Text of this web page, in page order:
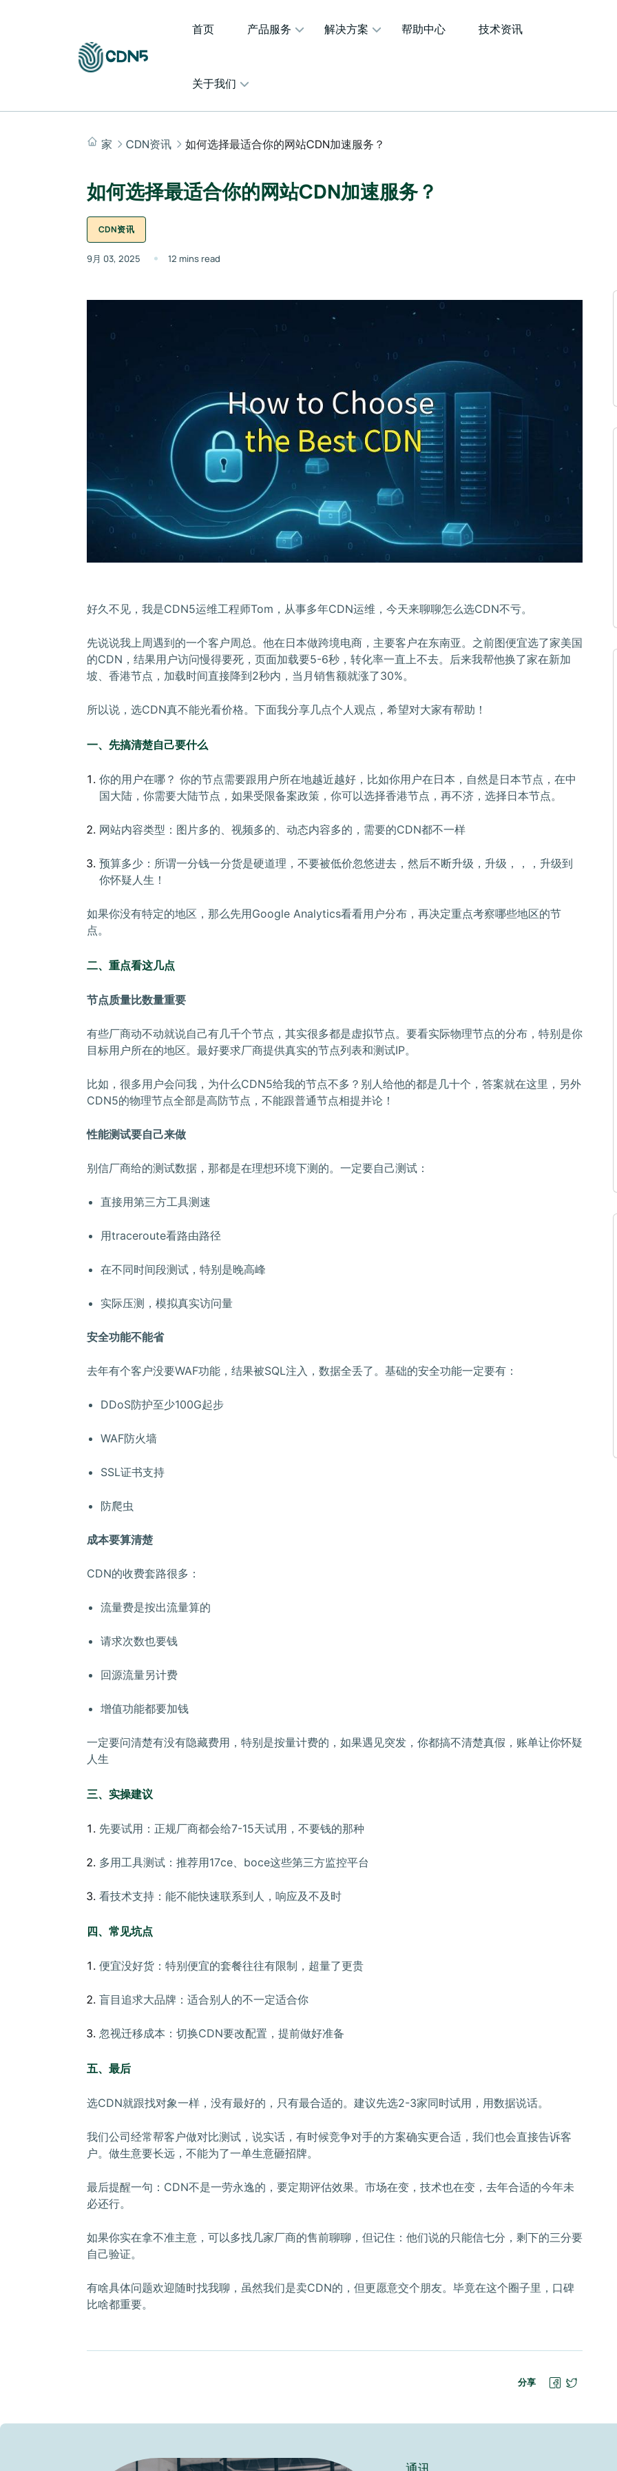
首页 产品服务 解决方案 帮助中心 技术资讯
关于我们
家 CDN资讯 如何选择最适合你的网站CDN加速服务？
如何选择最适合你的网站CDN加速服务？
CDN资讯
9月 03, 2025 12 mins read
好久不见，我是CDN5运维工程师Tom，从事多年CDN运维，今天来聊聊怎么选CDN不亏。
先说说我上周遇到的一个客户周总。他在日本做跨境电商，主要客户在东南亚。之前图便宜选了家美国
的CDN，结果用户访问慢得要死，页面加载要5-6秒，转化率一直上不去。后来我帮他换了家在新加
坡、香港节点，加载时间直接降到2秒内，当月销售额就涨了30%。
所以说，选CDN真不能光看价格。下面我分享几点个人观点，希望对大家有帮助！
一、先搞清楚自己要什么
你的用户在哪？ 你的节点需要跟用户所在地越近越好，比如你用户在日本，自然是日本节点，在中
国大陆，你需要大陆节点，如果受限备案政策，你可以选择香港节点，再不济，选择日本节点。
网站内容类型：图片多的、视频多的、动态内容多的，需要的CDN都不一样
预算多少：所谓一分钱一分货是硬道理，不要被低价忽悠进去，然后不断升级，升级，，，升级到
你怀疑人生！
如果你没有特定的地区，那么先用Google Analytics看看用户分布，再决定重点考察哪些地区的节
点。
二、重点看这几点
节点质量比数量重要
有些厂商动不动就说自己有几千个节点，其实很多都是虚拟节点。要看实际物理节点的分布，特别是你
目标用户所在的地区。最好要求厂商提供真实的节点列表和测试IP。
比如，很多用户会问我，为什么CDN5给我的节点不多？别人给他的都是几十个，答案就在这里，另外
CDN5的物理节点全部是高防节点，不能跟普通节点相提并论！
性能测试要自己来做
别信厂商给的测试数据，那都是在理想环境下测的。一定要自己测试：
直接用第三方工具测速
用traceroute看路由路径
在不同时间段测试，特别是晚高峰
实际压测，模拟真实访问量
安全功能不能省
去年有个客户没要WAF功能，结果被SQL注入，数据全丢了。基础的安全功能一定要有：
DDoS防护至少100G起步
WAF防火墙
SSL证书支持
防爬虫
成本要算清楚
CDN的收费套路很多：
流量费是按出流量算的
请求次数也要钱
回源流量另计费
增值功能都要加钱
一定要问清楚有没有隐藏费用，特别是按量计费的，如果遇见突发，你都搞不清楚真假，账单让你怀疑
人生
三、实操建议
先要试用：正规厂商都会给7-15天试用，不要钱的那种
多用工具测试：推荐用17ce、boce这些第三方监控平台
看技术支持：能不能快速联系到人，响应及不及时
四、常见坑点
便宜没好货：特别便宜的套餐往往有限制，超量了更贵
盲目追求大品牌：适合别人的不一定适合你
忽视迁移成本：切换CDN要改配置，提前做好准备
五、最后
选CDN就跟找对象一样，没有最好的，只有最合适的。建议先选2-3家同时试用，用数据说话。
我们公司经常帮客户做对比测试，说实话，有时候竞争对手的方案确实更合适，我们也会直接告诉客
户。做生意要长远，不能为了一单生意砸招牌。
最后提醒一句：CDN不是一劳永逸的，要定期评估效果。市场在变，技术也在变，去年合适的今年未
必还行。
如果你实在拿不准主意，可以多找几家厂商的售前聊聊，但记住：他们说的只能信七分，剩下的三分要
自己验证。
有啥具体问题欢迎随时找我聊，虽然我们是卖CDN的，但更愿意交个朋友。毕竟在这个圈子里，口碑
比啥都重要。
分享